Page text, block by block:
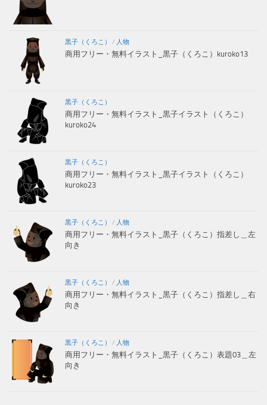
黒子（くろこ） / 人物
商用フリー・無料イラスト_黒子（くろこ）kuroko13
黒子（くろこ）
商用フリー・無料イラスト_黒子イラスト（くろこ）
kuroko24
黒子（くろこ）
商用フリー・無料イラスト_黒子イラスト（くろこ）
kuroko23
黒子（くろこ） / 人物
商用フリー・無料イラスト_黒子（くろこ）指差し＿左
向き
黒子（くろこ） / 人物
商用フリー・無料イラスト_黒子（くろこ）指差し＿右
向き
黒子（くろこ） / 人物
商用フリー・無料イラスト_黒子（くろこ）表題03＿左
向き